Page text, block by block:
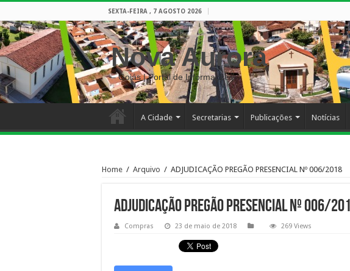
SEXTA-FEIRA , 7 AGOSTO 2026
Nova Aurora
– Goiás | Portal de Informações
A Cidade Secretarias Publicações Notícias
Home / Arquivo / ADJUDICAÇÃO PREGÃO PRESENCIAL Nº 006/2018
ADJUDICAÇÃO PREGÃO PRESENCIAL Nº 006/
Compras 23 de maio de 2018 269 Views